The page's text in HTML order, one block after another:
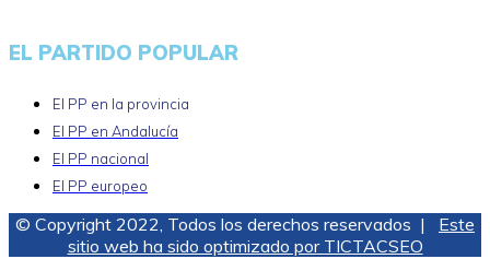
EL PARTIDO POPULAR
El PP en la provincia
El PP en Andalucía
El PP nacional
El PP europeo
© Copyright 2022, Todos los derechos reservados | Este
sitio web ha sido optimizado por TICTACSEO